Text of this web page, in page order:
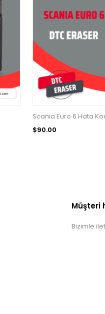
Scania Euro 6 Hata
$90.00
Müşteri
Bizimle